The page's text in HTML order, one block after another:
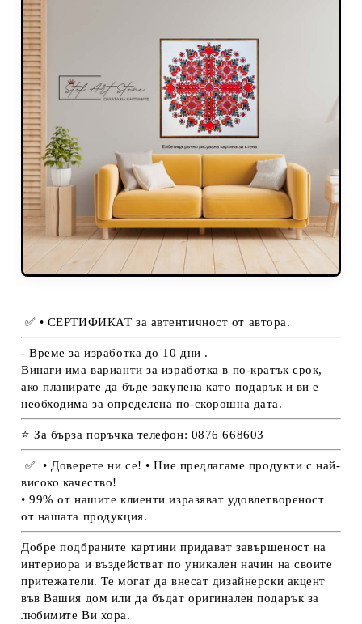
✅ • СЕРТИФИКАТ за автентичност от автора.
- Време за изработка до 10 дни .
Винаги има варианти за изработка в по-кратък срок,
ако планирате да бъде закупена като подарък и ви е
необходима за определена по-скорошна дата.
⭐ За бърза поръчка телефон: 0876 668603
✅
• Доверете ни се! • Ние предлагаме продукти с най-
високо качество!
• 99% от нашите клиенти изразяват удовлетвореност
от нашата продукция.
Добре подбраните картини придават завършеност на
интериора и въздействат по уникален начин на своите
притежатели. Те могат да внесат дизайнерски акцент
във Вашия дом или да бъдат оригинален подарък за
любимите Ви хора.